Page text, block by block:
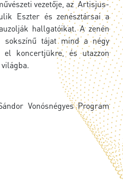
vezetője, az Artisjus-
Eszter és zenésztársai a
hallgatóikat. A zenén
tájat mind a négy
el koncertjükre, és utazzon
Vonósnégyes Program